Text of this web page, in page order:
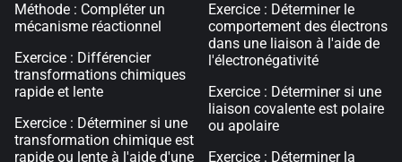
Méthode : Compléter un
mécanisme réactionnel
Exercice : Différencier
transformations chimiques
rapide et lente
Exercice : Déterminer si une
transformation chimique est
rapide ou lente à l'aide d'une
Exercice : Déterminer le
comportement des électrons
dans une liaison à l'aide de
l'électronégativité
Exercice : Déterminer si une
liaison covalente est polaire
ou apolaire
Exercice : Déterminer la